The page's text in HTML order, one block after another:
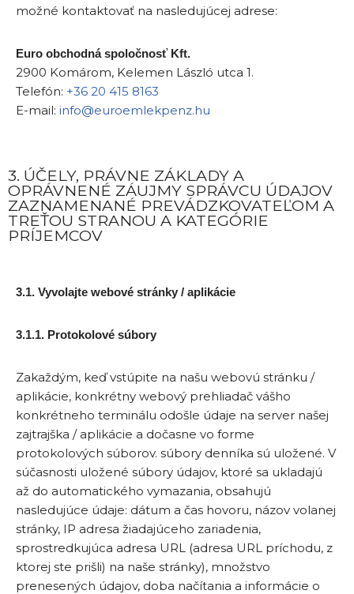
možné kontaktovať na nasledujúcej adrese:
Euro obchodná spoločnosť Kft.
2900 Komárom, Kelemen László utca 1.
Telefón: +36 20 415 8163
E-mail: info@euroemlekpenz.hu
3. ÚČELY, PRÁVNE ZÁKLADY A
OPRÁVNENÉ ZÁUJMY SPRÁVCU ÚDAJOV
ZAZNAMENANÉ PREVÁDZKOVATEĽOM A
TREŤOU STRANOU A KATEGÓRIE
PRÍJEMCOV
3.1. Vyvolajte webové stránky / aplikácie
3.1.1. Protokolové súbory
Zakaždým, keď vstúpite na našu webovú stránku /
aplikácie, konkrétny webový prehliadač vášho
konkrétneho terminálu odošle údaje na server našej
zajtrajška / aplikácie a dočasne vo forme
protokolových súborov. súbory denníka sú uložené. V
súčasnosti uložené súbory údajov, ktoré sa ukladajú
až do automatického vymazania, obsahujú
nasledujúce údaje: dátum a čas hovoru, názov volanej
stránky, IP adresa žiadajúceho zariadenia,
sprostredkujúca adresa URL (adresa URL príchodu, z
ktorej ste prišli) na naše stránky), množstvo
prenesených údajov, doba načítania a informácie o